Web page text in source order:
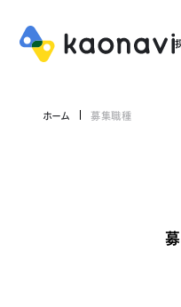
ホーム 募集職種